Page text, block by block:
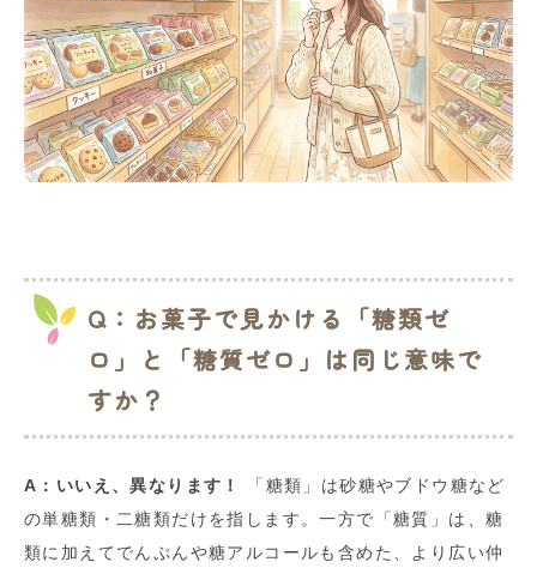
Q：お菓子で見かける「糖類ゼ
ロ」と「糖質ゼロ」は同じ意味で
すか？
A：いいえ、異なります！
「糖類」は砂糖やブドウ糖など
の単糖類・二糖類だけを指します。一方で「糖質」は、糖
類に加えてでんぷんや糖アルコールも含めた、より広い仲